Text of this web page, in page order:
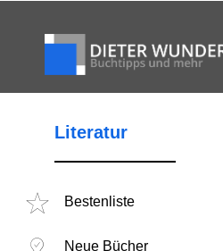
Literatur
Bestenliste
Neue Bücher